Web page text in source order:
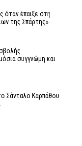
όταν έπαιξε στη
της Σπάρτης»
συγγνώμη και
Σάνταλο Καρπάθου